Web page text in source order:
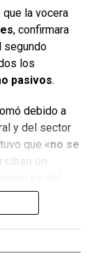
la vocera
, confirmara
segundo
los
pasivos.
debido a
y del sector
que «no se